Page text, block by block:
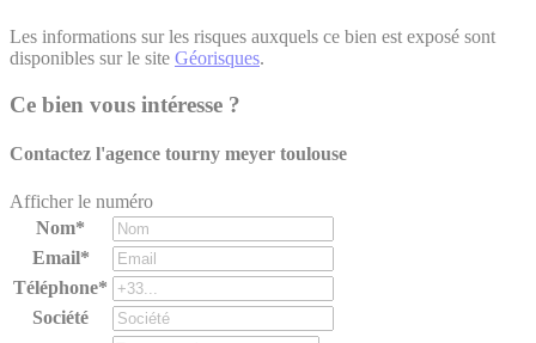
Les informations sur les risques auxquels ce bien est exposé sont
disponibles sur le site Géorisques.
Ce bien vous intéresse ?
Contactez l'agence tourny meyer toulouse
Afficher le numéro
Nom*
Email*
Téléphone*
Société